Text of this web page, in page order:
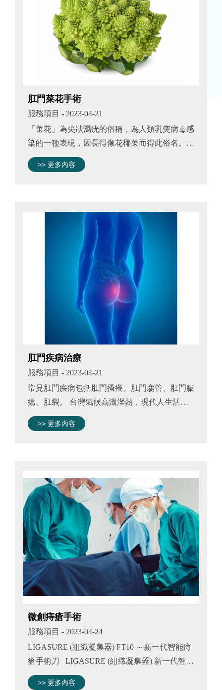
肛門菜花手術
服務項目 - 2023-04-21
「菜花」為尖狀濕疣的俗稱，為人類乳突病毒感
染的一種表現，因長得像花椰菜而得此俗名。多
經由性接觸傳染，其他傳染途徑亦有。病毒感染
後，潛伏期平均約2-3個月，可能於生殖器部
>> 更多內容
肛門疾病治療
服務項目 - 2023-04-21
常見肛門疾病包括肛門搔癢、肛門廔管、肛門膿
瘍、肛裂。 台灣氣候高溫溼熱，現代人生活型
態又多偏靜態，肛門搔癢或疼痛情形不在少數。
好發族群包括偏好穿貼腿褲的女性、需久坐的司
>> 更多內容
微創痔瘡手術
服務項目 - 2023-04-24
LIGASURE (組織凝集器) FT10 ～新一代智能痔
瘡手術刀 LIGASURE (組織凝集器) 新一代智能
痔瘡手術刀 VALLEYLAB™ FT10 ENERGY
>> 更多內容